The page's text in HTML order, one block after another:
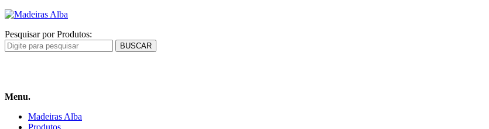
Pesquisar por Produtos:
Menu.
Madeiras Alba
Produtos